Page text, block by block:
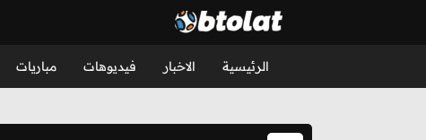
الرئيسية الاخبار فيديوهات مباريات